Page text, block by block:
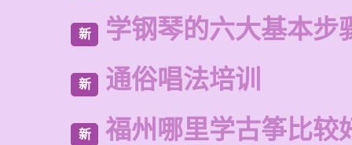
新 学钢琴的六大基本步
新 通俗唱法培训
新 福州哪里学古筝比较